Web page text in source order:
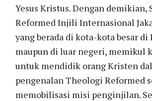
Yesus Kristus. Dengan demikian,
Reformed Injili Internasional
yang berada di kota-kota besar di
maupun di luar negeri, memikul
untuk mendidik orang Kristen
pengenalan Theologi Reformed
memobilisasi misi penginjilan.